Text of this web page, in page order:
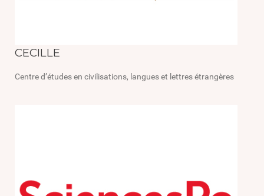
CECILLE
Centre d’études en civilisations, langues et lettres étrangères